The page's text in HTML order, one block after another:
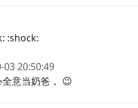
:shock:
03 20:50:49
意当奶爸， 😉